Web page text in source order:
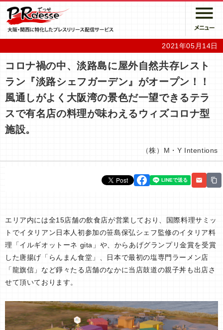
2021年05月14日
コロナ禍の中、淡路島に屋外自然共存レスト
ラン『淡路シェフガーデン』がオープン！！
風通しがよく大阪湾の景色だ一望できるテラ
スで有名店の料理が味わえるウィズコロナ型
施設。
（株）M・Y Intentions
エリア内には全15店舗の飲食店が営業しており、国際料理サミッ
トでイタリアン日本人初参加の笹島保弘シェフ監修のイタリア料
理「イルギオットーネ gita」や、からあげグランプリ金賞を受賞
した唐揚げ「らんまん食堂」、日本で最初の塩専門ラーメン店
「龍旗信」など錚々たる店舗のなかに当店鼓道の親子丼も出店さ
せて頂いております。